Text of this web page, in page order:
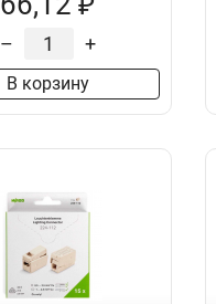
– +
В корзину